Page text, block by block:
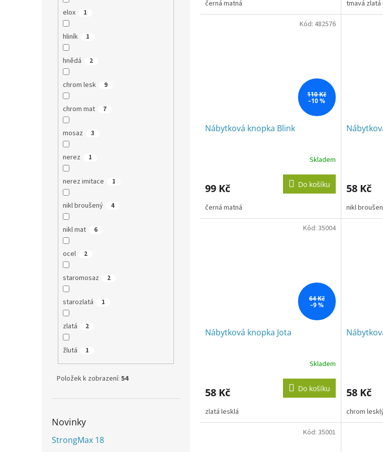
elox 1
hliník 1
hnědá 2
chrom lesk 9
chrom mat 7
mosaz 3
nerez 1
nerez imitace 1
nikl broušený 4
nikl mat 6
ocel 2
staromosaz 2
starozlatá 1
zlatá 2
žlutá 1
Položek k zobrazení: 54
Novinky
StrongMax 18
z
5
černá matná tmavá zlatá
110 Kč
–10 %
Nábytková knopka Blink
Skladem
99 Kč Do košíku
černá matná
Kód: 482576
58 Kč
nikl
64 Kč
–9 %
Nábytková knopka Jota
Skladem
58 Kč Do košíku
zlatá lesklá
Kód: 35004
58 Kč
chrom
Kód: 35001